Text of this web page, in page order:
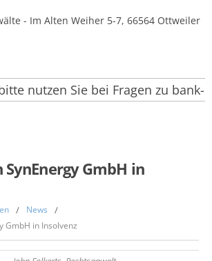
- Im Alten Weiher 5-7, 66564 Ottweiler
Sie bei Fragen zu bank-
GmbH in
/ News /
GmbH in Insolvenz